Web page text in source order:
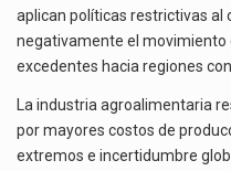
aplican políticas restrictivas al
negativamente el movimiento
excedentes hacia regiones
La industria agroalimentaria
por mayores costos de
extremos e incertidumbre